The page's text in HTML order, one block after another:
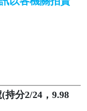
持分2/24，9.98